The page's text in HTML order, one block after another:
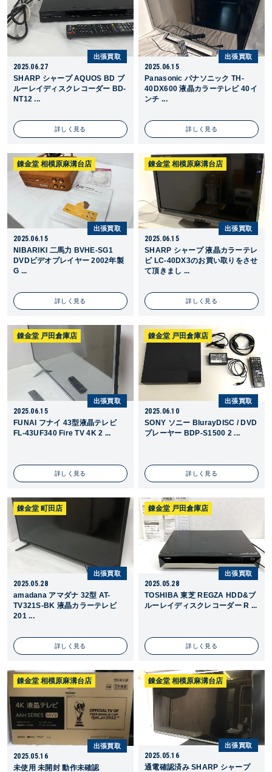
出張買取
2025.06.27
SHARP シャープ AQUOS BD ブ
ルーレイディスクレコーダー BD-
NT12 ...
詳しく見る
出張買取
2025.06.15
Panasonic パナソニック TH-
40DX600 液晶カラーテレビ 40イ
ンチ ...
詳しく見る
錬金堂 相模原麻溝台店
出張買取
2025.06.15
NIBARIKI 二馬力 BVHE-SG1
DVDビデオプレイヤー 2002年製
G ...
詳しく見る
錬金堂 相模原麻溝台店
出張買取
2025.06.15
SHARP シャープ 液晶カラーテレ
ビ LC-40DX3のお買い取りをさせ
て頂きまし ...
詳しく見る
錬金堂 戸田倉庫店
出張買取
2025.06.15
FUNAI フナイ 43型液晶テレビ
FL-43UF340 Fire TV 4K 2 ...
詳しく見る
錬金堂 戸田倉庫店
出張買取
2025.06.10
SONY ソニー BlurayDISC / DVD
プレーヤー BDP-S1500 2 ...
詳しく見る
錬金堂 町田店
出張買取
2025.05.28
amadana アマダナ 32型 AT-
TV321S-BK 液晶カラーテレビ
201 ...
詳しく見る
錬金堂 戸田倉庫店
出張買取
2025.05.28
TOSHIBA 東芝 REGZA HDD&ブ
ルーレイディスクレコーダー R ...
詳しく見る
錬金堂 相模原麻溝台店
出張買取
2025.05.16
未使用 未開封 動作未確認
錬金堂 相模原麻溝台店
出張買取
2025.05.16
通電確認済み SHARP シャープ